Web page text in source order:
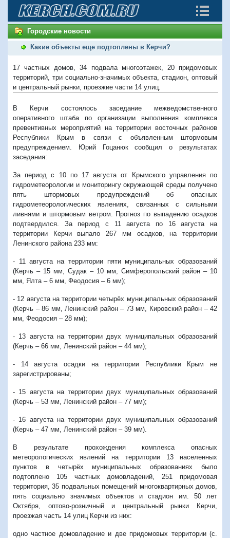
Городские новости
Какие объекты еще подтоплены в Керчи?
17 частных домов, 34 подвала многоэтажек, 20 придомовых
территорий, три социально-значимых объекта, стадион, оптовый
и центральный рынки, проезжие части 14 улиц.
В Керчи состоялось заседание межведомственного
оперативного штаба по организации выполнения комплекса
превентивных мероприятий на территории восточных районов
Республики Крым в связи с объявленным штормовым
предупреждением. Юрий Гоцанюк сообщил о результатах
заседания:
За период с 10 по 17 августа от Крымского управления по
гидрометеорологии и мониторингу окружающей среды получено
пять штормовых предупреждений об опасных
гидрометеорологических явлениях, связанных с сильными
ливнями и штормовым ветром. Прогноз по выпадению осадков
подтвердился. За период с 11 августа по 16 августа на
территории Керчи выпало 267 мм осадков, на территории
Ленинского района 233 мм:
- 11 августа на территории пяти муниципальных образований
(Керчь – 15 мм, Судак – 10 мм, Симферопольский район – 10
мм, Ялта – 6 мм, Феодосия – 6 мм);
- 12 августа на территории четырёх муниципальных образований
(Керчь – 86 мм, Ленинский район – 73 мм, Кировский район – 42
мм, Феодосия – 28 мм);
- 13 августа на территории двух муниципальных образований
(Керчь – 66 мм, Ленинский район – 44 мм);
- 14 августа осадки на территории Республики Крым не
зарегистрированы;
- 15 августа на территории двух муниципальных образований
(Керчь – 53 мм, Ленинский район – 77 мм);
- 16 августа на территории двух муниципальных образований
(Керчь – 47 мм, Ленинский район – 39 мм).
В результате прохождения комплекса опасных
метеорологических явлений на территории 13 населенных
пунктов в четырёх муниципальных образованиях было
подтоплено 105 частных домовладений, 251 придомовая
территория, 35 подвальных помещений многоквартирных домов,
пять социально значимых объектов и стадион им. 50 лет
Октября, оптово-розничный и центральный рынки Керчи,
проезжая часть 14 улиц Керчи из них:
одно частное домовладение и две придомовых территории (с.